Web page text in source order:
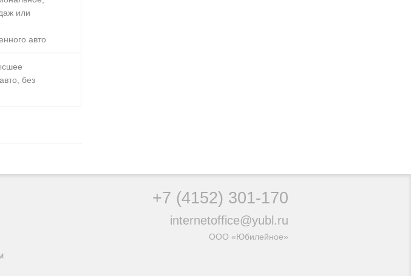
или
авто
без
+7 (4152) 301-170
internetoffice@yubl.ru
ООО «Юбилейное»